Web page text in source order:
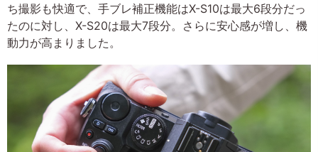
ち撮影も快適で、手ブレ補正機能はX-S10は最大6段分だっ
たのに対し、X-S20は最大7段分。さらに安心感が増し、機
動力が高まりました。